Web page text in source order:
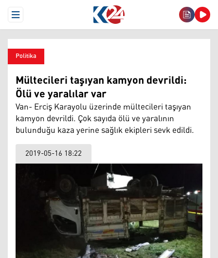
Open Menu
Politika
Mültecileri taşıyan kamyon devrildi:
Ölü ve yaralılar var
Van- Erciş Karayolu üzerinde mültecileri taşıyan
kamyon devrildi. Çok sayıda ölü ve yaralının
bulunduğu kaza yerine sağlık ekipleri sevk edildi.
2019-05-16 18:22